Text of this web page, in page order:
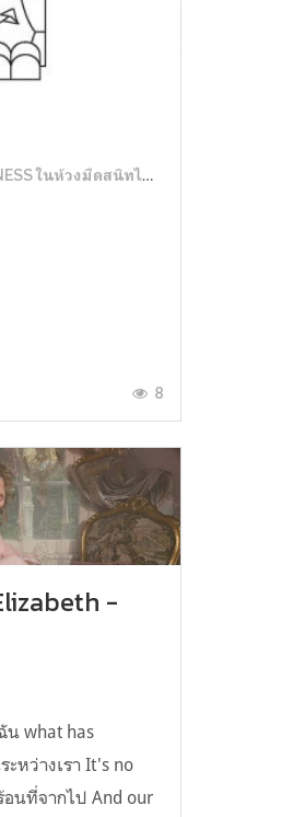
ในห้วงมืดสนิทไม่มิดแสง
8
-
น what has
หว่างเรา It's no
อนที่จากไป And our